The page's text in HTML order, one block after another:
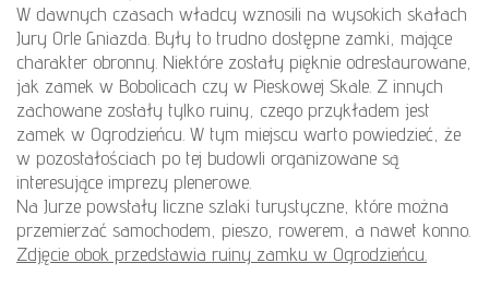
W dawnych czasach władcy wznosili na wysokich skałach
Jury Orle Gniazda. Były to trudno dostępne zamki, mające
charakter obronny. Niektóre zostały pięknie odrestaurowane,
jak zamek w Bobolicach czy w Pieskowej Skale. Z innych
zachowane zostały tylko ruiny, czego przykładem jest
zamek w Ogrodzieńcu. W tym miejscu warto powiedzieć, że
w pozostałościach po tej budowli organizowane są
interesujące imprezy plenerowe.
Na Jurze powstały liczne szlaki turystyczne, które można
przemierzać samochodem, pieszo, rowerem, a nawet konno.
Zdjęcie obok przedstawia ruiny zamku w Ogrodzieńcu.